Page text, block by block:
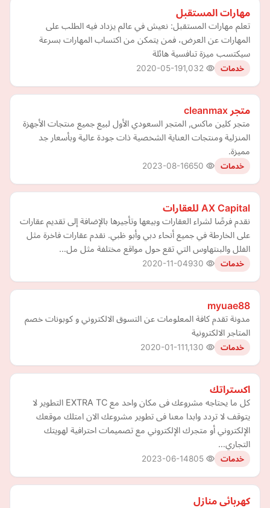
مهارات المستقبل
تعلم مهارات المستقبل: نعيش في عالم يزداد فيه الطلب على
المهارات عن العرض، فمن يتمكن من اكتساب المهارات بسرعة
سيكتسب ميزة تنافسية هائلة
خدمات 2020-05-19
متجر cleanmax
متجر كلين ماكس, المتجر السعودي الأول لبيع جميع منتجات الأجهزة
المنزلية ومنتجات العناية الشخصية ذات جودة عالية وبأسعار جد
مميزة.
خدمات 2023-08-16
AX Capital للعقارات
نقدم فرصًا لشراء العقارات وبيعها وتأجيرها بالإضافة إلى تقديم عقارات
على الخارطة في جميع أنحاء دبي وأبو ظبي. نقدم عقارات فاخرة مثل
الفلل والبنتهاوس التي تقع حول مواقع مختلفة مثل مل…
خدمات 2020-11-04
myuae88
مدونة تقدم كافة المعلومات عن التسوق الالكتروني و كوبونات خصم
المتاجر الالكترونية
خدمات 2020-01-11
اكستراتك
كل ما يحتاجه مشروعك فى مكان واحد مع EXTRA TC التطوير لا
يتوقف لا تردد وابدا معنا فى تطوير مشروعك الان امتلك موقعك
الإلكتروني أو متجرك الإلكتروني مع تصميمات احترافية لهويتك
التجاري…
خدمات 2023-06-14
كهربائي منازل